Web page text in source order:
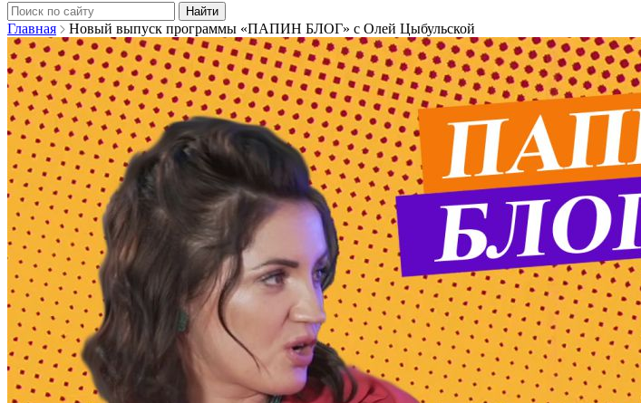
Найти:
Главная
Новый выпуск программы «ПАПИН БЛОГ» с Олей Цыбульской